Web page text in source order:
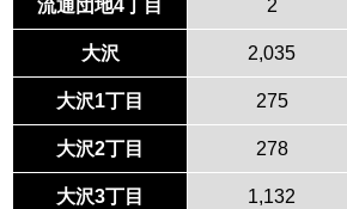
流通団地4丁目 2
大沢 2,035
大沢1丁目 275
大沢2丁目 278
大沢3丁目 1,132